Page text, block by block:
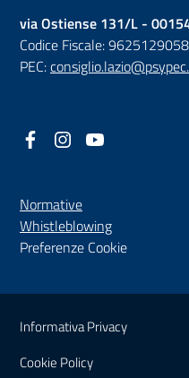
via Ostiense 131/L -
Codice Fiscale:
PEC:
Facebook
(nuova scheda - new tab)
Instagram
(nuova scheda -
Normative
Whistleblowing(nuova
Preferenze Cookie
Sezione Link Utili
Informativa Privacy
Cookie Policy